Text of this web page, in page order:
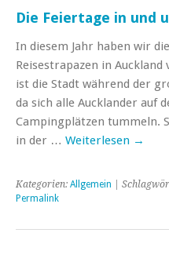
Die Feiertage in und
In diesem Jahr haben wir
Reisestrapazen in
ist die Stadt während der
da sich alle Aucklander auf
Campingplätzen tummeln.
in der … Weiterlesen →
Kategorien: Allgemein |
Permalink